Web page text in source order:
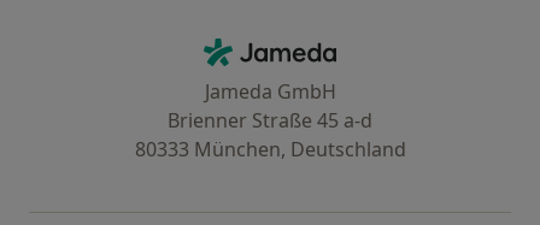
Jameda - Startseite
Jameda GmbH
Brienner Straße 45 a-d
80333 München, Deutschland